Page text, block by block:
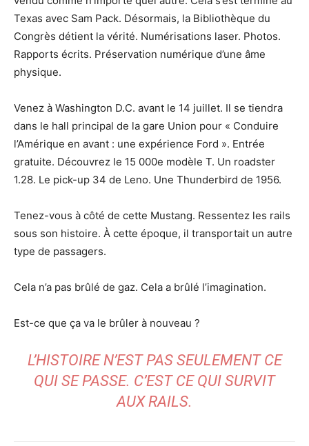
Texas avec Sam Pack. Désormais, la Bibliothèque du
Congrès détient la vérité. Numérisations laser. Photos.
Rapports écrits. Préservation numérique d’une âme
physique.
Venez à Washington D.C. avant le 14 juillet. Il se tiendra
dans le hall principal de la gare Union pour « Conduire
l’Amérique en avant : une expérience Ford ». Entrée
gratuite. Découvrez le 15 000e modèle T. Un roadster
1.28. Le pick-up 34 de Leno. Une Thunderbird de 1956.
Tenez-vous à côté de cette Mustang. Ressentez les rails
sous son histoire. À cette époque, il transportait un autre
type de passagers.
Cela n’a pas brûlé de gaz. Cela a brûlé l’imagination.
Est-ce que ça va le brûler à nouveau ?
L’HISTOIRE N’EST PAS SEULEMENT CE
QUI SE PASSE. C’EST CE QUI SURVIT
AUX RAILS.